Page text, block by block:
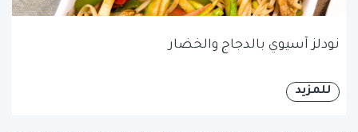
نودلز آسيوي بالدجاج والخضار
للمزيد